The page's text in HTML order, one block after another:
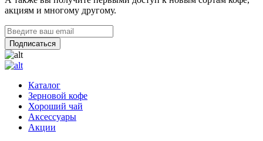
акциям и многому другому.
Каталог
Зерновой кофе
Хороший чай
Аксессуары
Акции